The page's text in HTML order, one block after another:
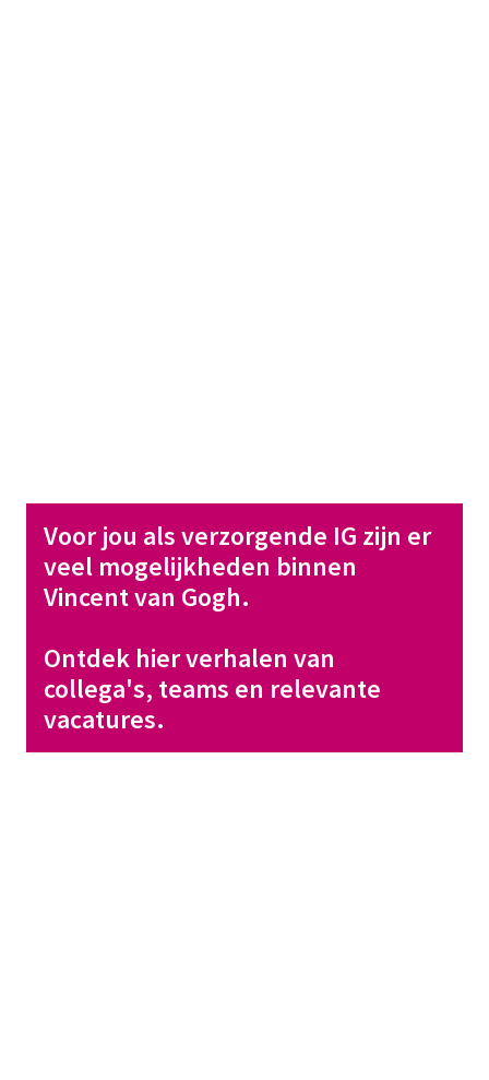
Voor jou als verzorgende IG zijn er
veel mogelijkheden binnen
Vincent van Gogh.
Ontdek hier verhalen van
collega's, teams en relevante
vacatures.